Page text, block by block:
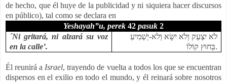
de hecho, que él huye de la publicidad y ni siquiera hacer discursos
en público), tal como se declara en
Yeshayah”u, perek 42 pasuk 2
´Ni gritará, ni alzará su voz
en la calle’.
לֹא יִצְעַק וְלֹא יִשָּׂא וְלֹא-יַשְׁמִיעַ
בַּחוּץ קוֹלוֹ.
Él reunirá a Israel, trayendo de vuelta a todos los que se encuentran
dispersos en el exilio en todo el mundo, y él reinará sobre nosotros